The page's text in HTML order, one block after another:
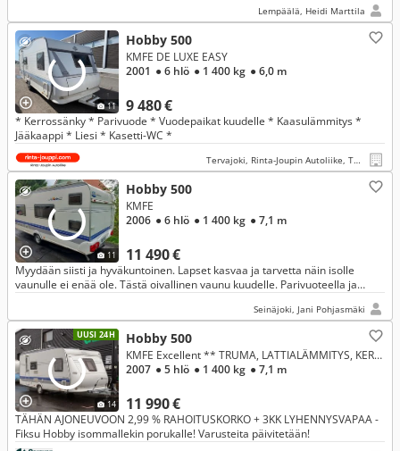
Lempäälä, Heidi Marttila
11
Hobby 500
9 480 €
KMFE DE LUXE EASY
2001 ● 6 hlö ● 1 400 kg ● 6,0 m
* Kerrossänky * Parivuode * Vuodepaikat kuudelle * Kaasulämmitys *
Jääkaappi * Liesi * Kasetti-WC *
Tervajoki, Rinta-Joupin Autoliike, Tervajoki
11
Hobby 500
11 490 €
KMFE
2006 ● 6 hlö ● 1 400 kg ● 7,1 m
Myydään siisti ja hyväkuntoinen. Lapset kasvaa ja tarvetta näin isolle
vaunulle ei enää ole. Tästä oivallinen vaunu kuudelle. Parivuoteella ja
Seinäjoki, Jani Pohjasmäki
UUSI 24H
14
Hobby 500
11 990 €
KMFE Excellent ** TRUMA, LATTIALÄMMITYS, KERROSSÄNKY **
2007 ● 5 hlö ● 1 400 kg ● 7,1 m
TÄHÄN AJONEUVOON 2,99 % RAHOITUSKORKO + 3KK LYHENNYSVAPAA -
Fiksu Hobby isommallekin porukalle! Varusteita päivitetään!